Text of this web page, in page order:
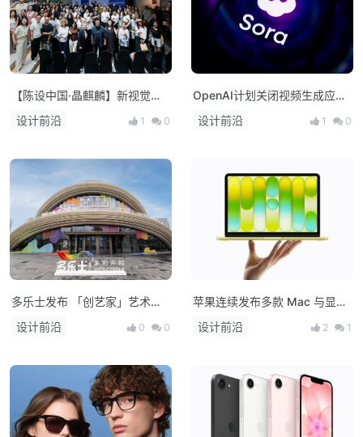
【陈设中国·晶麒麟】新视觉亮
相 布局未来人居新生态
设计前沿 1 0
OpenAI计划关闭视频生成应用
Sora，上线仅约15个月
设计前沿 1 0
多乐士发布 「创艺家」艺术
漆，开启中国家居美学新篇章！
设计前沿 0 0
苹果连续发布多款 Mac 与显示
器新品：M5 系列芯片登场，
MacBook 产品线全面升级
设计前沿 2 1